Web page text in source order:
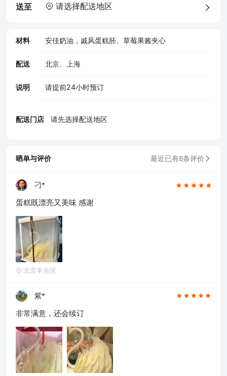
送至 请选择配送地区
材料 安佳奶油，戚风蛋糕胚、草莓果酱夹心
配送 北京、上海
说明 请提前24小时预订
配送门店 请先选择配送地区
晒单与评价 最近已有8条评价
刁*
蛋糕既漂亮又美味 感谢
北京丰台区
紫*
非常满意，还会续订